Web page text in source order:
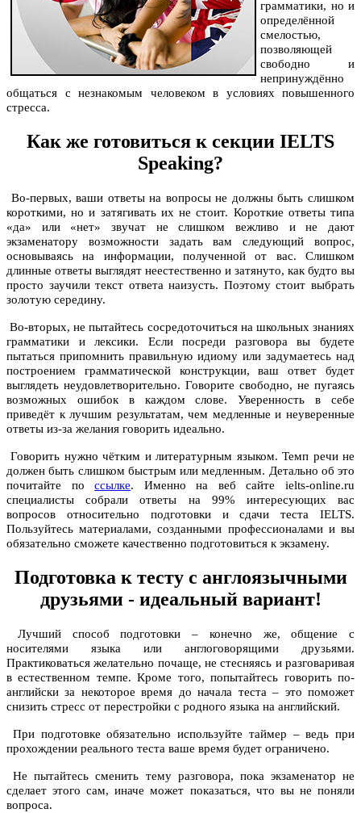
грамматики, но и
определённой
смелостью,
позволяющей
свободно и
непринуждённо
общаться с незнакомым человеком в условиях повышенного
стресса.
Как же готовиться к секции IELTS
Speaking?
Во-первых, ваши ответы на вопросы не должны быть слишком
короткими, но и затягивать их не стоит. Короткие ответы типа
«да» или «нет» звучат не слишком вежливо и не дают
экзаменатору возможности задать вам следующий вопрос,
основываясь на информации, полученной от вас. Слишком
длинные ответы выглядят неестественно и затянуто, как будто вы
просто заучили текст ответа наизусть. Поэтому стоит выбрать
золотую середину.
Во-вторых, не пытайтесь сосредоточиться на школьных знаниях
грамматики и лексики. Если посреди разговора вы будете
пытаться припомнить правильную идиому или задумаетесь над
построением грамматической конструкции, ваш ответ будет
выглядеть неудовлетворительно. Говорите свободно, не пугаясь
возможных ошибок в каждом слове. Уверенность в себе
приведёт к лучшим результатам, чем медленные и неуверенные
ответы из-за желания говорить идеально.
Говорить нужно чётким и литературным языком. Темп речи не
должен быть слишком быстрым или медленным. Детально об это
почитайте поссылке. Именно на веб сайте ielts-online.ru
специалисты собрали ответы на 99% интересующих вас
вопросов относительно подготовки и сдачи теста IELTS.
Пользуйтесь материалами, созданными профессионалами и вы
обязательно сможете качественно подготовиться к экзамену.
Подготовка к тесту с англоязычными
друзьями - идеальный вариант!
Лучший способ подготовки – конечно же, общение с
носителями языка или англоговорящими друзьями.
Практиковаться желательно почаще, не стесняясь и разговаривая
в естественном темпе. Кроме того, попытайтесь говорить по-
английски за некоторое время до начала теста – это поможет
снизить стресс от перестройки с родного языка на английский.
При подготовке обязательно используйте таймер – ведь при
прохождении реального теста ваше время будет ограничено.
Не пытайтесь сменить тему разговора, пока экзаменатор не
сделает этого сам, иначе может показаться, что вы не поняли
вопроса.